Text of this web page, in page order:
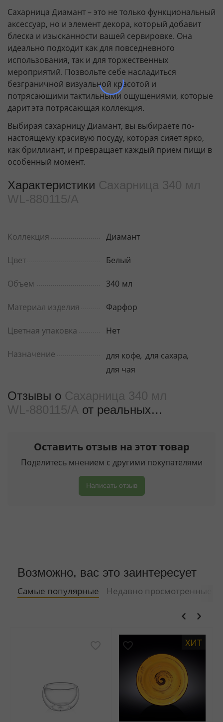
Сахарница Диамант – это не только функциональный
аксессуар, но и элемент декора, который добавит
блеска и изысканности вашей сервировке. Она
идеально подходит как для повседневного
использования, так и для торжественных
мероприятий. Позвольте себе насладиться
безграничной визуальной красотой и
потрясающими тактильными ощущениями, которые
дарит эта потрясающая коллекция.
Выбирая сахарницу Диамант, вы выбираете по-
настоящему красивую посуду, которая сияет ярко,
как бриллиант, и превращает каждый прием пищи в
особенный момент.
Характеристики Сахарница 340 мл
WL‑880115/A
Коллекция Диамант
Цвет Белый
Объем 340 мл
Материал изделия Фарфор
Цветная упаковка Нет
Назначение для кофе, для сахара,
для чая
Отзывы о Сахарница 340 мл
WL‑880115/A от реальных
Оставить отзыв на этот товар
Поделитесь мнением с другими покупателями
Написать отзыв
Возможно, вас это заинтересует
Самые популярные Недавно просмотренные
ХИТ